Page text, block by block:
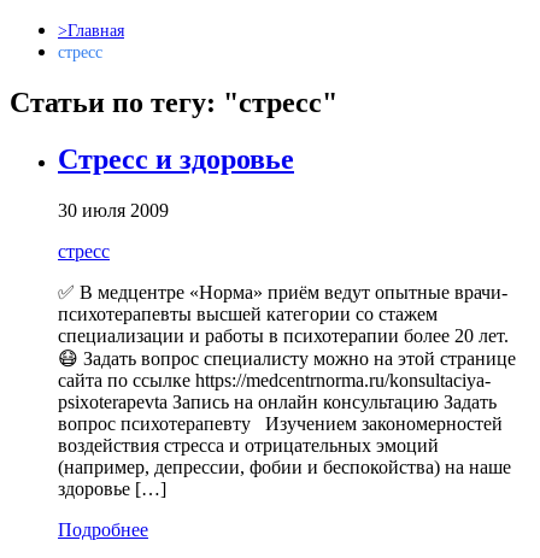
>Главная
стресс
Статьи по тегу: "стресс"
Стресс и здоровье
30 июля 2009
стресс
✅ В медцентре «Норма» приём ведут опытные врачи-
психотерапевты высшей категории со стажем
специализации и работы в психотерапии более 20 лет.
😷 Задать вопрос специалисту можно на этой странице
сайта по ссылке https://medcentrnorma.ru/konsultaciya-
psixoterapevta Запись на онлайн консультацию Задать
вопрос психотерапевту Изучением закономерностей
воздействия стресса и отрицательных эмоций
(например, депрессии, фобии и беспокойства) на наше
здоровье […]
Подробнее